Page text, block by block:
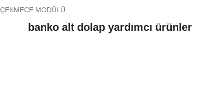
ÇEKMECE MODÜLÜ
banko alt dolap yardımcı ürünler